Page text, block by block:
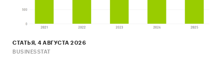
СТАТЬЯ, 4 АВГУСТА 2026
BUSINESSTAT